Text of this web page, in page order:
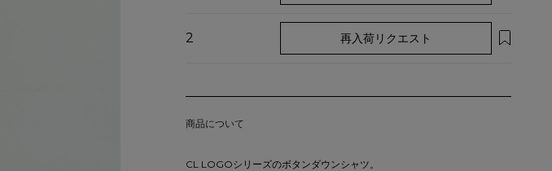
2 再入荷リクエスト
商品について
CL LOGOシリーズのボタンダウンシャツ。